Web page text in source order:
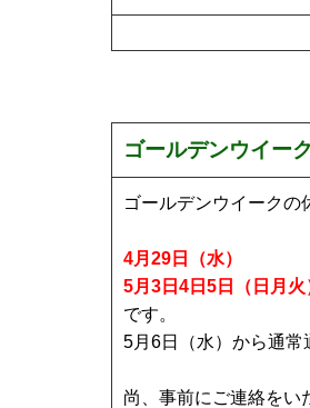
ゴールデンウイー
ゴールデンウイークの
4月29日（水）
5月3日4日5日（日月火
です。
5月6日（水）から通常
尚、事前にご連絡をい